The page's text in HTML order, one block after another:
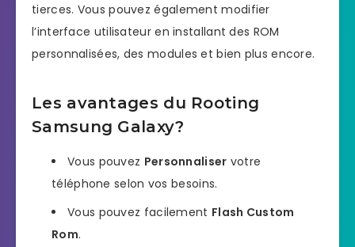
tierces. Vous pouvez également modifier
l’interface utilisateur en installant des ROM
personnalisées, des modules et bien plus encore.
Les avantages du Rooting
Samsung Galaxy?
Vous pouvez Personnaliser votre
téléphone selon vos besoins.
Vous pouvez facilement Flash Custom
Rom.